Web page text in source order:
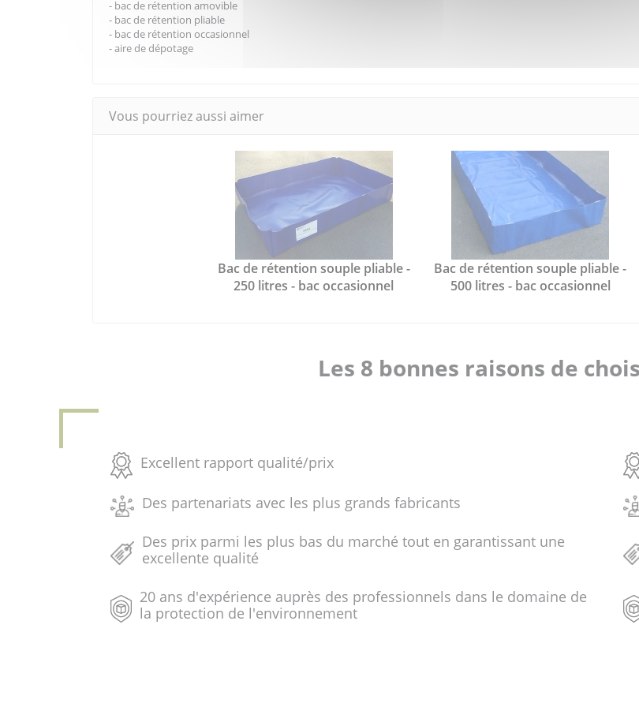
- bac de rétention amovible
- bac de rétention pliable
- bac de rétention occasionnel
- aire de dépotage
Vous pourriez aussi aimer
Bac de rétention souple pliable -
250 litres - bac occasionnel
Bac de rétention souple pliable -
500 litres - bac occasionnel
Les 8 bonnes raisons de
Excellent rapport qualité/prix
Des partenariats avec les plus grands fabricants
Des prix parmi les plus bas du marché tout en garantissant une
excellente qualité
20 ans d'expérience auprès des professionnels dans le domaine de
la protection de l'environnement